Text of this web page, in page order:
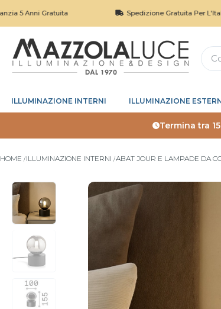
Gratuita Spedizione Gratuita Per L'Italia Sopra I
ILLUMINAZIONE INTERNI ILLUMINAZIONE
Termina tra
HOME ILLUMINAZIONE INTERNI ABAT JOUR E LAMPADE DA